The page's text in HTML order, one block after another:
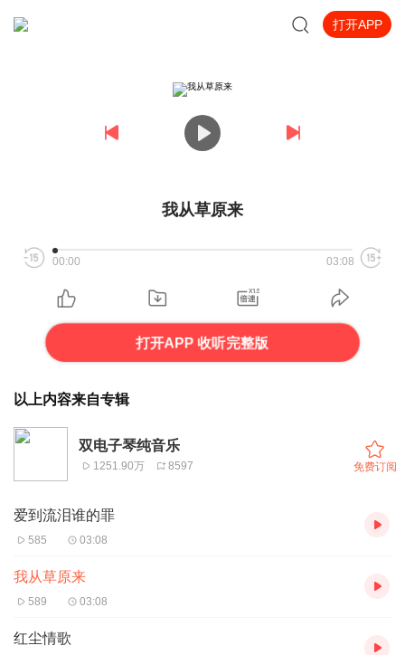
打开APP
我从草原来
00:00 03:08
打开APP 收听完整版
以上内容来自专辑
双电子琴纯音乐
1251.90万 8597 免费订阅
爱到流泪谁的罪
585 03:08
我从草原来
589 03:08
红尘情歌